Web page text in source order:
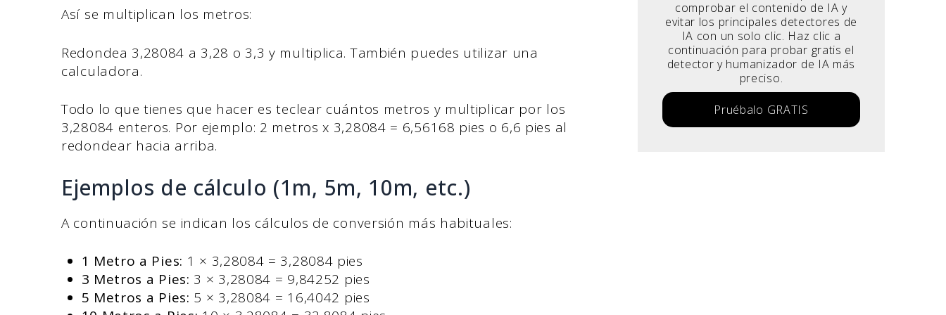
Así se multiplican los metros:
Redondea 3,28084 a 3,28 o 3,3 y multiplica. También puedes utilizar una
calculadora.
Todo lo que tienes que hacer es teclear cuántos metros y multiplicar por los
3,28084 enteros. Por ejemplo: 2 metros x 3,28084 = 6,56168 pies o 6,6 pies al
redondear hacia arriba.
Ejemplos de cálculo (1m, 5m, 10m, etc.)
A continuación se indican los cálculos de conversión más habituales:
1 Metro a Pies: 1 × 3,28084 = 3,28084 pies
3 Metros a Pies: 3 × 3,28084 = 9,84252 pies
5 Metros a Pies: 5 × 3,28084 = 16,4042 pies
comprobar el contenido de IA y
evitar los principales detectores de
IA con un solo clic. Haz clic a
continuación para probar gratis el
detector y humanizador de IA más
preciso.
Pruébalo GRATIS